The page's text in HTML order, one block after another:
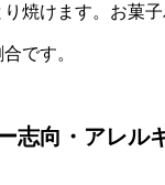
り焼けます。お菓
です。
志向・アレル